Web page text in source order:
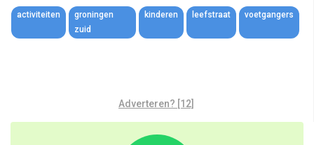
activiteiten
groningen
zuid
kinderen leefstraat voetgangers
Adverteren? [12]